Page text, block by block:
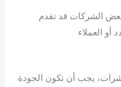
الشركات قد تقدم
العملاء
يجب أن تكون الجودة